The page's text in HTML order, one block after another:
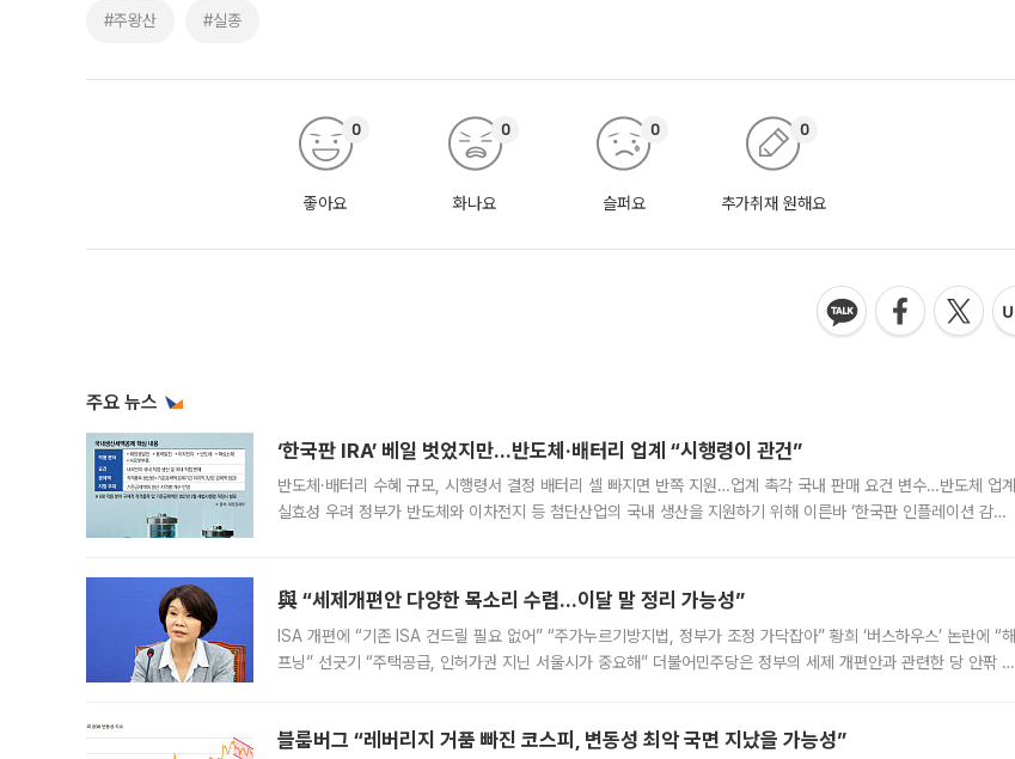
#주왕산 #실종
좋아요
0
화나요
0
슬퍼요
0
추가취재 원해요
0
주요 뉴스
‘한국판 IRA’ 베일 벗었지만…반도체·배터리 업계 “시행령이 관건”
반도체·배터리 수혜 규모, 시행령서 결정 배터리 셀 빠지면 반쪽 지원…업계 촉각 국내 판매 요건 변수…반도체 업계
실효성 우려 정부가 반도체와 이차전지 등 첨단산업의 국내 생산을 지원하기 위해 이른바 ‘한국판 인플레이션 감축
與 “세제개편안 다양한 목소리 수렴…이달 말 정리 가능성”
ISA 개편에 “기존 ISA 건드릴 필요 없어” “주가누르기방지법, 정부가 조정 가닥잡아” 황희 ‘버스하우스’ 논란에 “해
프닝” 선긋기 “주택공급, 인허가권 지닌 서울시가 중요해” 더불어민주당은 정부의 세제 개편안과 관련한 당 안팎 의
블룸버그 “레버리지 거품 빠진 코스피, 변동성 최악 국면 지났을 가능성”